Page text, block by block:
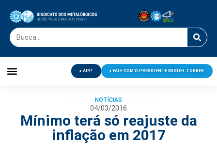
APP FALE COM O PRESIDENTE MIGUEL TORRES
NOTÍCIAS
04/03/2016
Mínimo terá só reajuste da
inflação em 2017